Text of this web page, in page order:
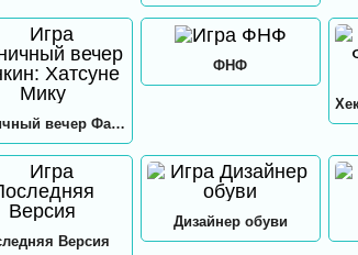
Пятничный вечер Фанкин: Хатсуне Мику
ФНФ
Версия
Дизайнер обуви